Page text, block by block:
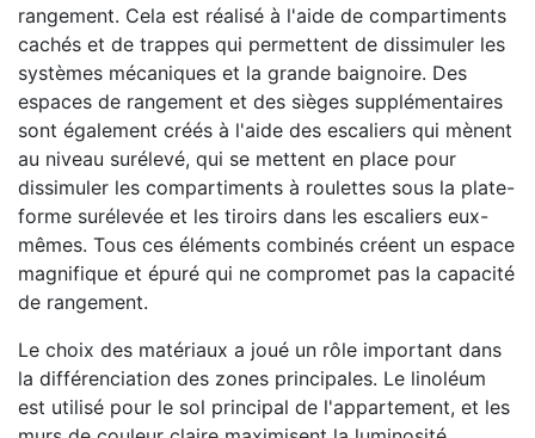
rangement. Cela est réalisé à l'aide de compartiments
cachés et de trappes qui permettent de dissimuler les
systèmes mécaniques et la grande baignoire. Des
espaces de rangement et des sièges supplémentaires
sont également créés à l'aide des escaliers qui mènent
au niveau surélevé, qui se mettent en place pour
dissimuler les compartiments à roulettes sous la plate-
forme surélevée et les tiroirs dans les escaliers eux-
mêmes. Tous ces éléments combinés créent un espace
magnifique et épuré qui ne compromet pas la capacité
de rangement.
Le choix des matériaux a joué un rôle important dans
la différenciation des zones principales. Le linoléum
est utilisé pour le sol principal de l'appartement, et les